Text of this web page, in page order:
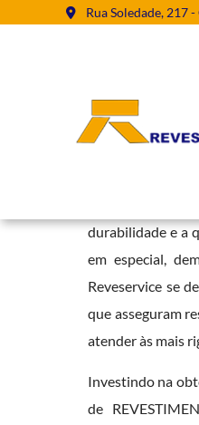
Rua Soledade, 217
Empresa
durabilidade e a
em especial,
Reveservice se
que asseguram
atender às mais
Investindo na
de